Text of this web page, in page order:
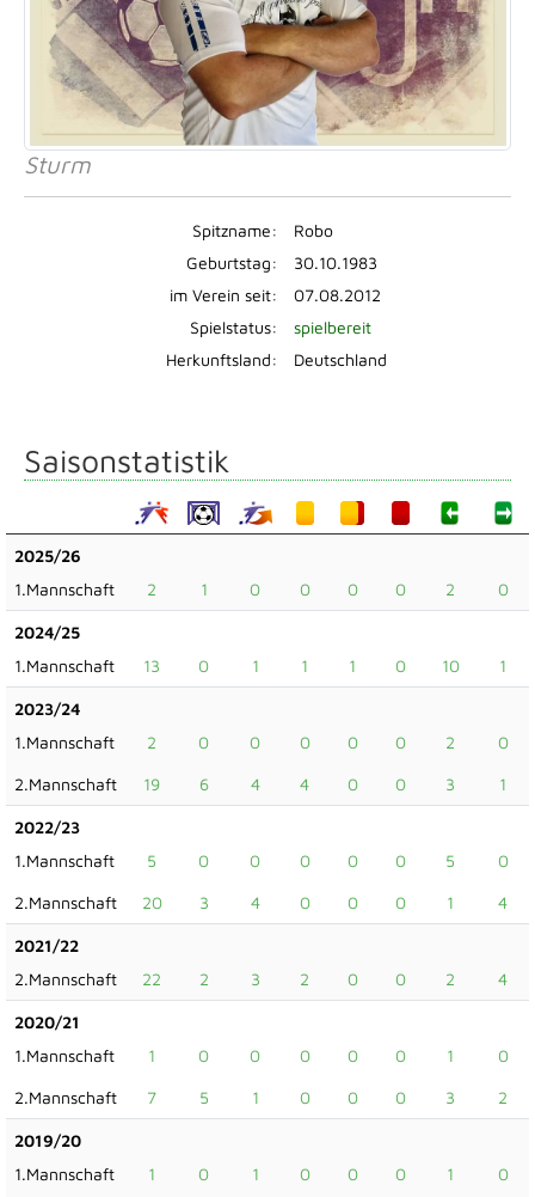
Sturm
Spitzname:
Robo
Geburtstag:
30.10.1983
im Verein seit:
07.08.2012
Spielstatus:
spielbereit
Herkunftsland:
Deutschland
Saisonstatistik
2025/26
1.Mannschaft
2 1 0 0 0 0 2 0
2024/25
1.Mannschaft
13 0 1 1 1 0 10 1
2023/24
1.Mannschaft
2 0 0 0 0 0 2 0
2.Mannschaft 19 6 4 4 0 0 3 1
2022/23
1.Mannschaft
5 0 0 0 0 0 5 0
2.Mannschaft 20 3 4 0 0 0 1 4
2021/22
2.Mannschaft
22 2 3 2 0 0 2 4
2020/21
1.Mannschaft
1 0 0 0 0 0 1 0
2.Mannschaft 7 5 1 0 0 0 3 2
2019/20
1.Mannschaft
1 0 1 0 0 0 1 0